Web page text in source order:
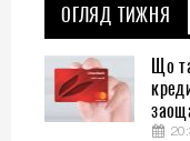
ОГЛЯД ТИЖНЯ
Що